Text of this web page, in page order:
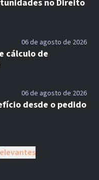
no Direito
06 de agosto de 2026
cálculo de
06 de agosto de 2026
desde o pedido